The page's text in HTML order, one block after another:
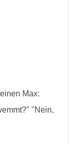
Max:
"Nein,